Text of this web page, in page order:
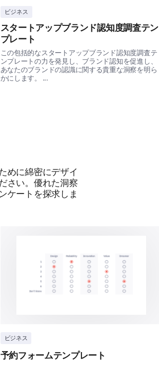
or suggestions you have
that needs improvement?
what needs improvement
ビジネス
スタートアップブランド認知度調査テン
プレート
この包括的なスタートアップブランド認知度調査テ
ンプレートの力を発見し、ブランド認知を促進し、
あなたのブランドの認識に関する貴重な洞察を明ら
かにします。 ...
めに綿密にデザイ
さい。優れた洞察
ケートを探求しま
ビジネス
予約フォームテンプレート